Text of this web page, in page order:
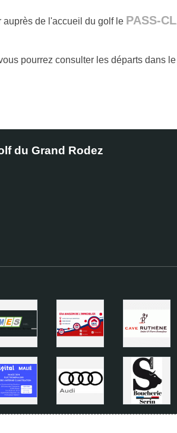
de l'accueil du golf le PASS-
pourrez consulter les départs dans
du Grand Rodez